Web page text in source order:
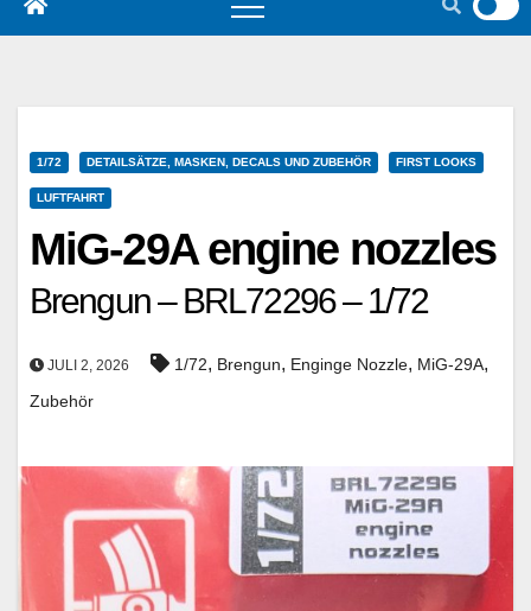
1/72 DETAILSÄTZE, MASKEN, DECALS UND ZUBEHÖR FIRST LOOKS
LUFTFAHRT
MiG-29A engine nozzles
Brengun – BRL72296 – 1/72
JULI 2, 2026 1/72, Brengun, Enginge Nozzle, MiG-29A,
Zubehör